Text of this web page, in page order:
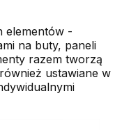
elementów -
na buty, paneli
razem tworzą
ustawiane w